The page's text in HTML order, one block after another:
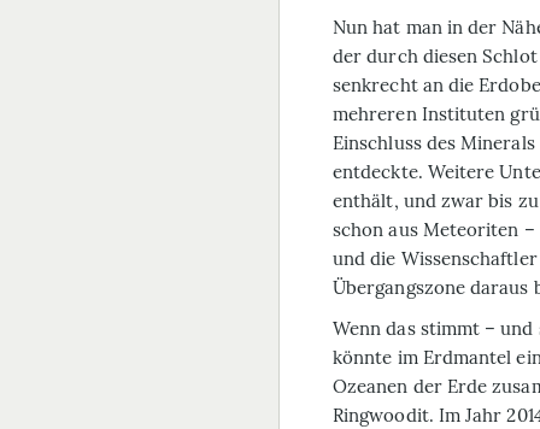
Nun hat man in der
der durch diesen
senkrecht an die
mehreren Instituten
Einschluss des
entdeckte. Weitere
enthält, und zwar bis zu
schon aus Meteoriten
und die
Übergangszone daraus
Wenn das stimmt –
könnte im Erdmantel
Ozeanen der Erde
Ringwoodit. Im Jahr